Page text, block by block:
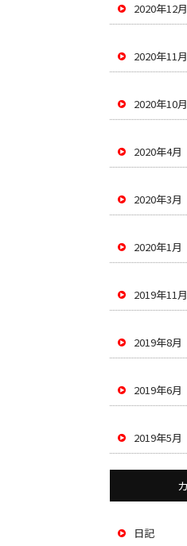
2020年12月
2020年11月
2020年10月
2020年4月
2020年3月
2020年1月
2019年11月
2019年8月
2019年6月
2019年5月
日記